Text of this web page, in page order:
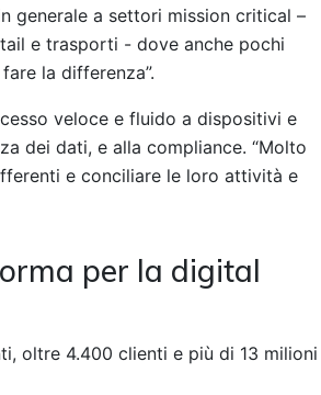
generale a settori mission critical –
e trasporti - dove anche pochi
la differenza”.
veloce e fluido a dispositivi e
dei dati, e alla compliance. “Molto
e conciliare le loro attività e
per la digital
oltre 4.400 clienti e più di 13 milioni